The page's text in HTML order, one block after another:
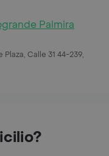
Palmira
Calle 31 44-239,